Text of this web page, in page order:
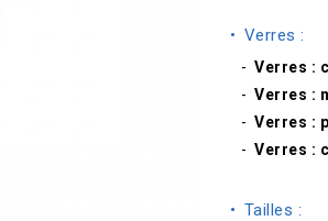
Verres :
Verres :
Verres :
Verres :
Verres :
Tailles :